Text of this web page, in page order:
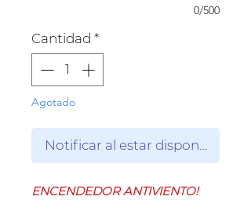
0/500
Cantidad *
Agotado
Notificar al estar disponible
ENCENDEDOR ANTIVIENTO!